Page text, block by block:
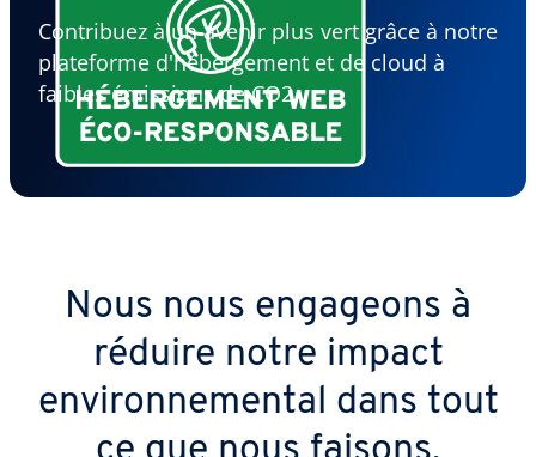
Contribuez à un avenir plus vert grâce à notre
plateforme d'hébergement et de cloud à
faibles émissions de CO2.
Nous nous engageons à
réduire notre impact
environnemental dans tout